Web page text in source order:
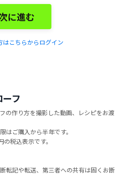
に進む
はこちらからログイン
フ
の作り方を撮影した動画、レシピをお渡
はご購入から半年です。
の税込表示です。
転記や転送、第三者への共有は固くお断